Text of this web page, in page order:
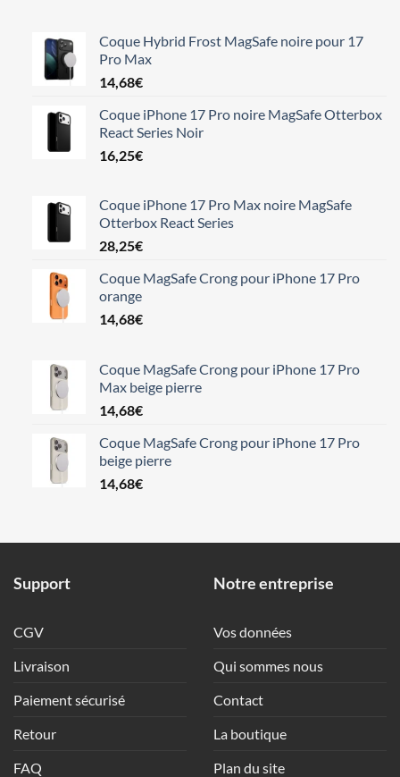
Coque Hybrid Frost MagSafe noire pour 17
Pro Max
14,68€
Coque iPhone 17 Pro noire MagSafe Otterbox
React Series Noir
16,25€
Coque iPhone 17 Pro Max noire MagSafe
Otterbox React Series
28,25€
Coque MagSafe Crong pour iPhone 17 Pro
orange
14,68€
Coque MagSafe Crong pour iPhone 17 Pro
Max beige pierre
14,68€
Coque MagSafe Crong pour iPhone 17 Pro
beige pierre
14,68€
Support
CGV
Livraison
Paiement sécurisé
Retour
FAQ
Notre entreprise
Vos données
Qui sommes nous
Contact
La boutique
Plan du site